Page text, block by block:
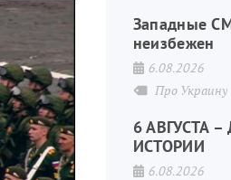
Западные
неизбежен
6.08.2026
Про Украину
6 АВГУСТА
ИСТОРИИ
6.08.2026